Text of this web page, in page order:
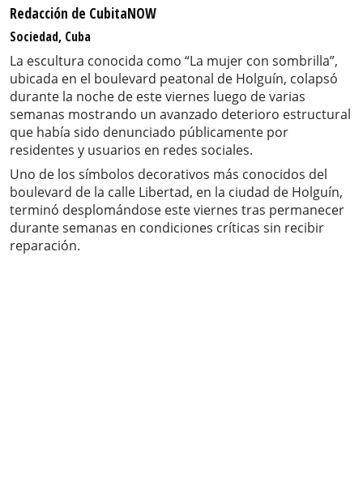
Redacción de CubitaNOW
Sociedad, Cuba
La escultura conocida como “La mujer con sombrilla”,
ubicada en el boulevard peatonal de Holguín, colapsó
durante la noche de este viernes luego de varias
semanas mostrando un avanzado deterioro estructural
que había sido denunciado públicamente por
residentes y usuarios en redes sociales.
Uno de los símbolos decorativos más conocidos del
boulevard de la calle Libertad, en la ciudad de Holguín,
terminó desplomándose este viernes tras permanecer
durante semanas en condiciones críticas sin recibir
reparación.